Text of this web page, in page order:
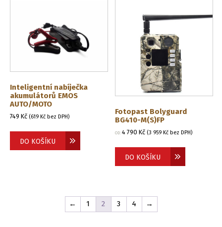
Inteligentní nabíječka
akumulátorů EMOS
AUTO/MOTO
749 Kč (619 Kč bez DPH)
DO KOŠÍKU
Fotopast Bolyguard
BG410-M(S)FP
OD:4 790Kč (3 959 Kč bez DPH)
DO KOŠÍKU
← 1 2 3 4 →